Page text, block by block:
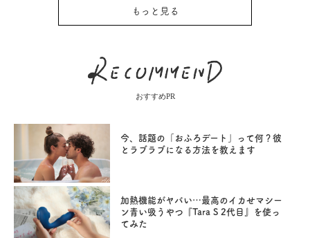
もっと見る
おすすめPR
今、話題の「おふろデート」って何？彼
とラブラブになる方法を教えます
加熱機能がヤバい…最高のイカせマシー
ン青い吸うやつ『Tara S 2代目』を使っ
てみた